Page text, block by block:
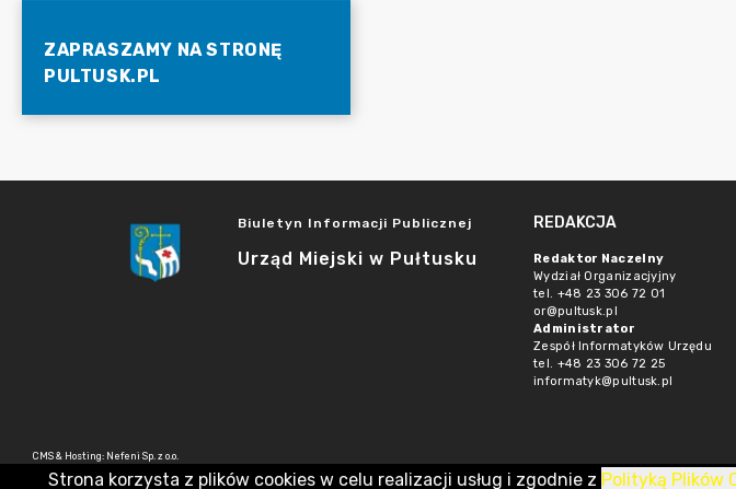
ZAPRASZAMY NA STRONĘ
PULTUSK.PL
Biuletyn Informacji Publicznej
Urząd Miejski w Pułtusku
REDAKCJA
Redaktor Naczelny
Wydział Organizacjyjny
tel. +48 23 306 72 01
or@pultusk.pl
Administrator
Zespół Informatyków Urzędu
tel. +48 23 306 72 25
informatyk@pultusk.pl
CMS & Hosting: Nefeni Sp. z o.o.
Strona korzysta z plików cookies w celu realizacji usług i zgodnie z Polityką Plików